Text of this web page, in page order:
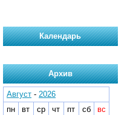
Календарь
Архив
Август - 2026
пн
вт ср чт пт сб
вс